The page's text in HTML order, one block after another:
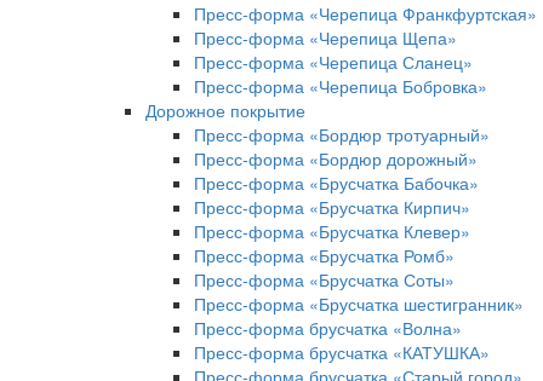
Пресс-форма «Черепица Франкфуртская»
Пресс-форма «Черепица Щепа»
Пресс-форма «Черепица Сланец»
Пресс-форма «Черепица Бобровка»
Дорожное покрытие
Пресс-форма «Бордюр тротуарный»
Пресс-форма «Бордюр дорожный»
Пресс-форма «Брусчатка Бабочка»
Пресс-форма «Брусчатка Кирпич»
Пресс-форма «Брусчатка Клевер»
Пресс-форма «Брусчатка Ромб»
Пресс-форма «Брусчатка Соты»
Пресс-форма «Брусчатка шестигранник»
Пресс-форма брусчатка «Волна»
Пресс-форма брусчатка «КАТУШКА»
Пресс-форма брусчатка «Старый город»